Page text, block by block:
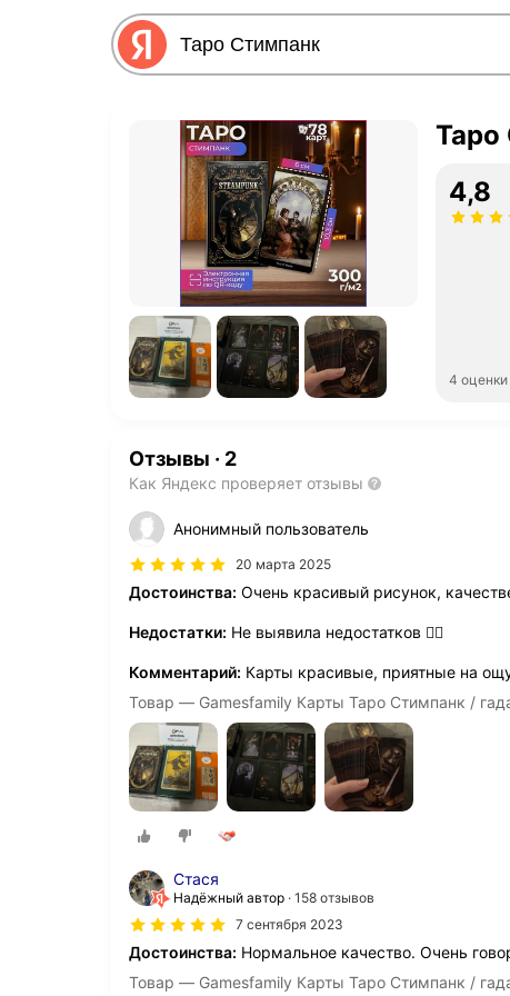
Таро
4,8
4 оценки
Отзывы · 2
Как Яндекс проверяет отзывы
Анонимный пользователь
20 марта 2025
Достоинства: Очень красивый рисунок,
Недостатки: Не выявила недостатков 👌🏼
Комментарий: Карты красивые, приятные на
Товар — Gamesfamily Карты Таро Стимпанк /
Стася
Надёжный автор 158 отзывов
7 сентября 2023
Достоинства: Нормальное качество. Очень
Товар — Gamesfamily Карты Таро Стимпанк /